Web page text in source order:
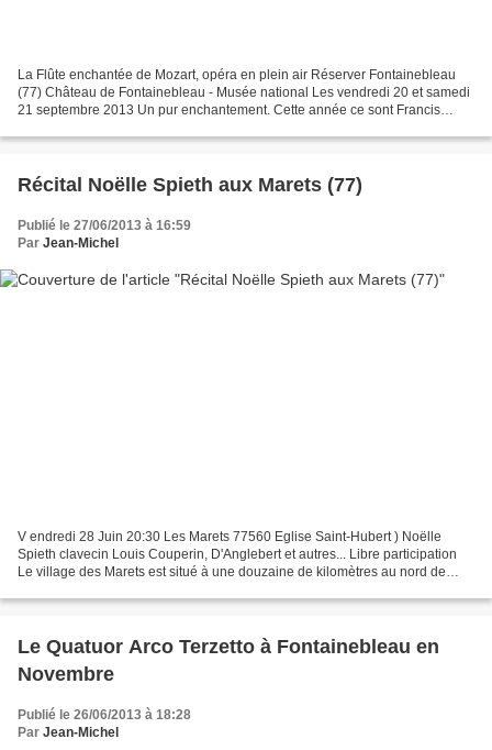
La Flûte enchantée de Mozart, opéra en plein air Réserver Fontainebleau
(77) Château de Fontainebleau - Musée national Les vendredi 20 et samedi
21 septembre 2013 Un pur enchantement. Cette année ce sont Francis
Récital Noëlle Spieth aux Marets (77)
Publié le 27/06/2013 à 16:59
Par Jean-Michel
V endredi 28 Juin 20:30 Les Marets 77560 Eglise Saint-Hubert ) Noëlle
Spieth clavecin Louis Couperin, D'Anglebert et autres... Libre participation
Le village des Marets est situé à une douzaine de kilomètres au nord de
Le Quatuor Arco Terzetto à Fontainebleau en
Novembre
Publié le 26/06/2013 à 18:28
Par Jean-Michel